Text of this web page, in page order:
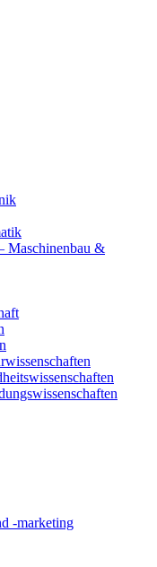
Maschinenbau &
-marketing